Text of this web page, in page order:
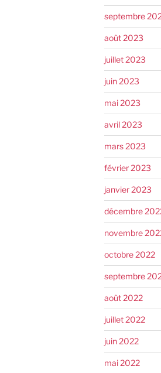
septembre
août 2023
juillet 2023
juin 2023
mai 2023
avril 2023
mars 2023
février 2023
janvier 2023
décembre
novembre
octobre 2022
septembre
août 2022
juillet 2022
juin 2022
mai 2022